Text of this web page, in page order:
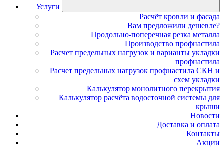
Услуги
Расчёт кровли и фасада
Вам предложили дешевле?
Продольно-поперечная резка металла
Производство профнастила
Расчет предельных нагрузок и варианты укладки
профнастила
Расчет предельных нагрузок профнастила СКН и
схем укладки
Калькулятор монолитного перекрытия
Калькулятор расчёта водосточной системы для
крыши
Новости
Доставка и оплата
Контакты
Акции